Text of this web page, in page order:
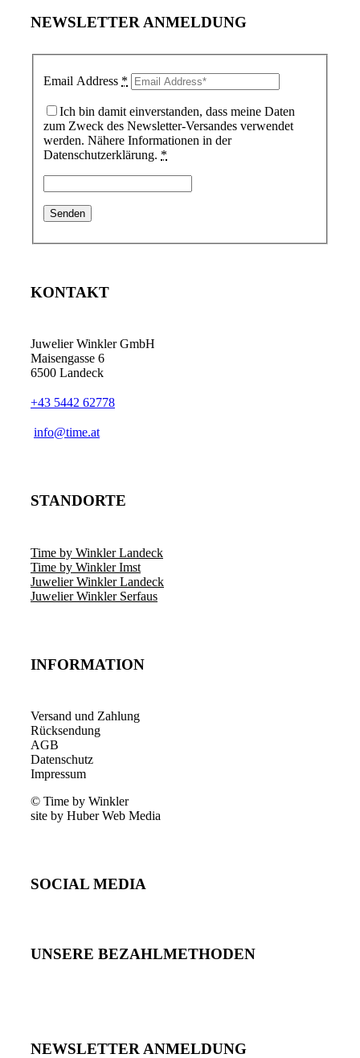
NEWSLETTER ANMELDUNG
Email Address *
Ich bin damit einverstanden, dass meine Daten
zum Zweck des Newsletter-Versandes verwendet
werden. Nähere Informationen in der
Datenschutzerklärung. *
KONTAKT
Juwelier Winkler GmbH
Maisengasse 6
6500 Landeck
+43 5442 62778
info@time.at
STANDORTE
Time by Winkler Landeck
Time by Winkler Imst
Juwelier Winkler Landeck
Juwelier Winkler Serfaus
INFORMATION
Versand und Zahlung
Rücksendung
AGB
Datenschutz
Impressum
© Time by Winkler
site by Huber Web Media
SOCIAL MEDIA
UNSERE BEZAHLMETHODEN
NEWSLETTER ANMELDUNG